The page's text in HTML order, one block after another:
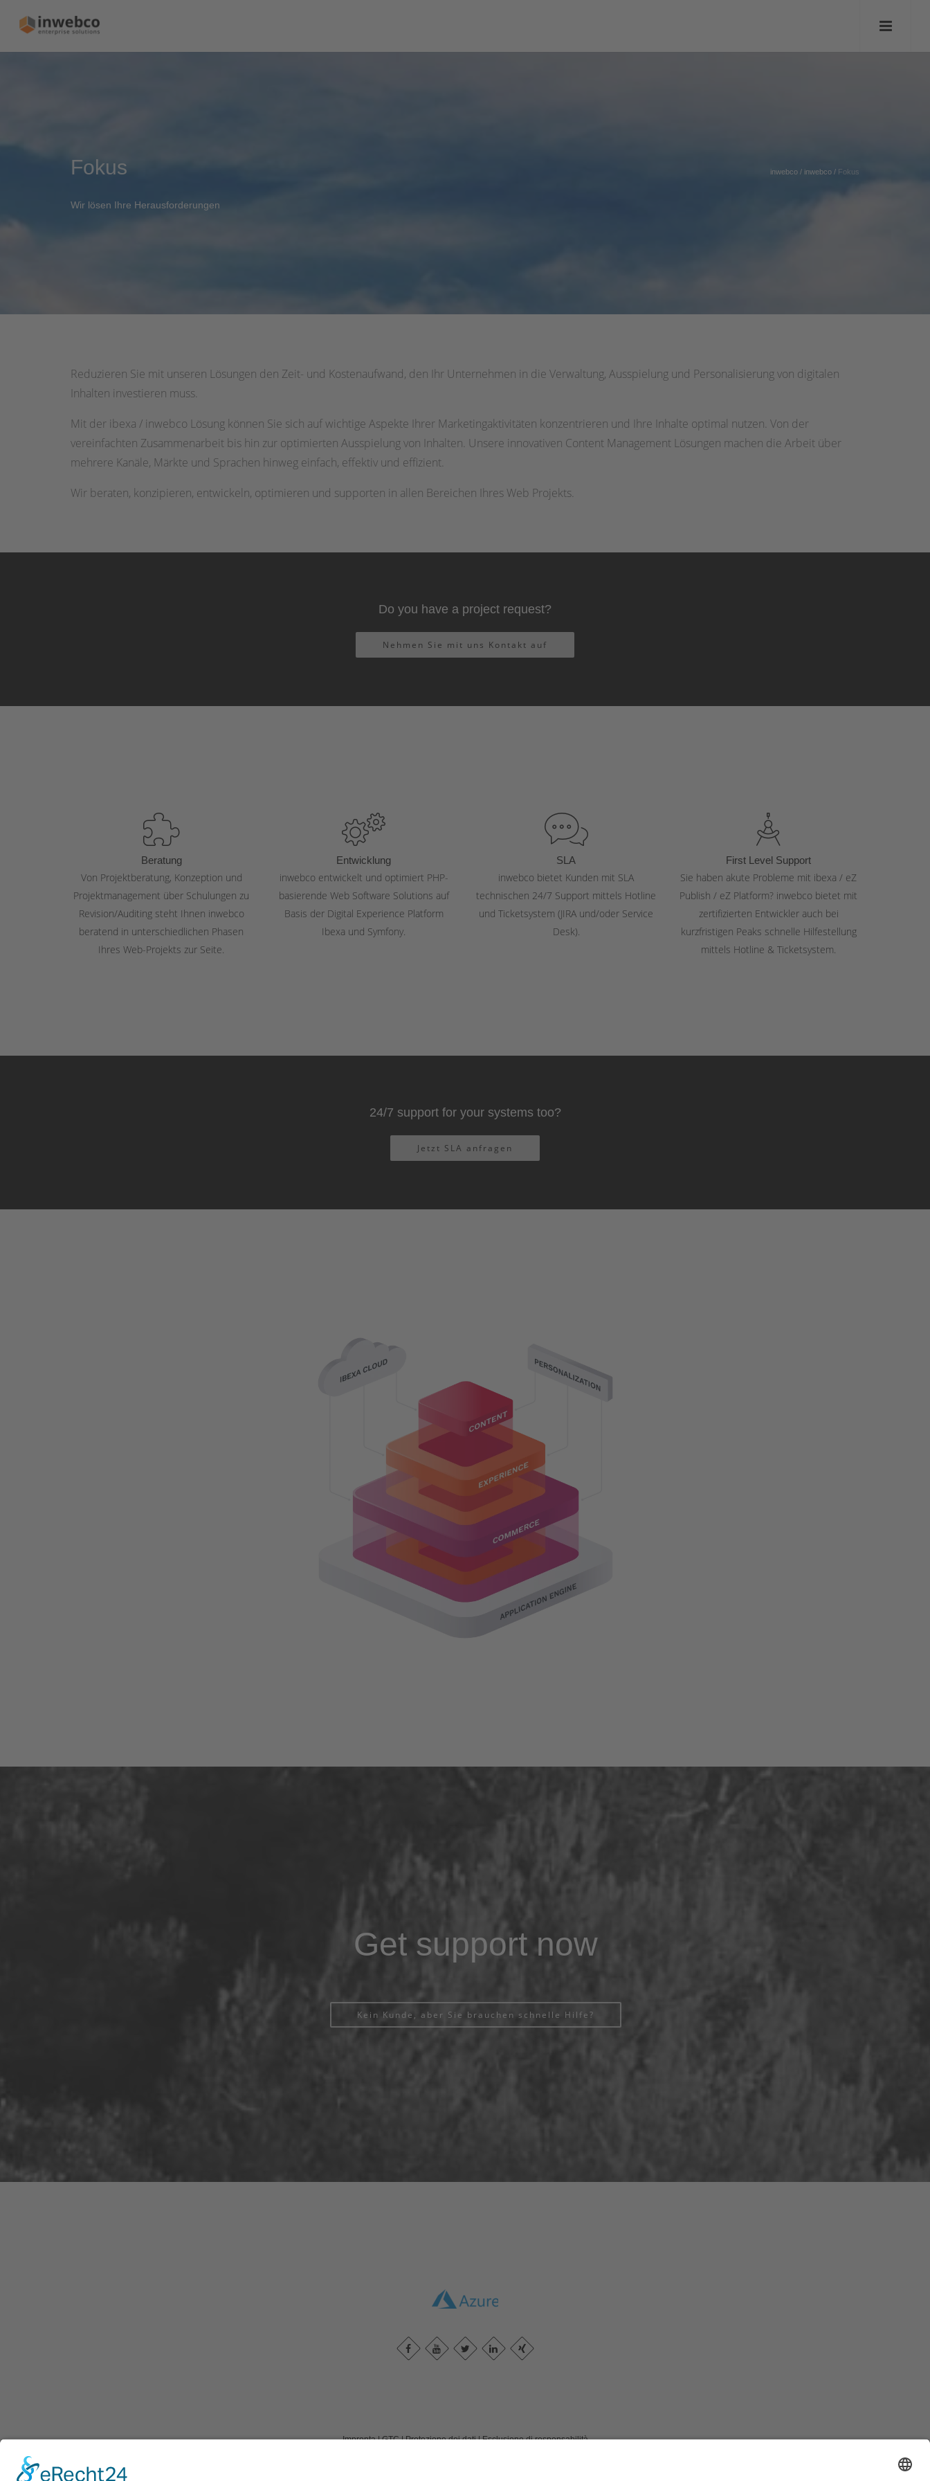
Fokus
Wir lösen Ihre Herausforderungen
inwebco / inwebco / Fokus
Reduzieren Sie mit unseren Lösungen den Zeit- und Kostenaufwand, den Ihr Unternehmen in die Verwaltung, Ausspielung und Personalisierung von digitalen
Inhalten investieren muss.
Mit der ibexa / inwebco Lösung können Sie sich auf wichtige Aspekte Ihrer Marketingaktivitäten konzentrieren und Ihre Inhalte optimal nutzen. Von der
vereinfachten Zusammenarbeit bis hin zur optimierten Ausspielung von Inhalten. Unsere innovativen Content Management Lösungen machen die Arbeit über
mehrere Kanäle, Märkte und Sprachen hinweg einfach, effektiv und effizient.
Wir beraten, konzipieren, entwickeln, optimieren und supporten in allen Bereichen Ihres Web Projekts.
Do you have a project request?
Nehmen Sie mit uns Kontakt auf
Beratung
Von Projektberatung, Konzeption und
Projektmanagement über Schulungen zu
Revision/Auditing steht Ihnen inwebco
beratend in unterschiedlichen Phasen
Ihres Web-Projekts zur Seite.
Entwicklung
inwebco entwickelt und optimiert PHP-
basierende Web Software Solutions auf
Basis der Digital Experience Platform
Ibexa und Symfony.
SLA
inwebco bietet Kunden mit SLA
technischen 24/7 Support mittels Hotline
und Ticketsystem (JIRA und/oder Service
Desk).
First Level Support
Sie haben akute Probleme mit ibexa / eZ
Publish / eZ Platform? inwebco bietet mit
zertifizierten Entwickler auch bei
kurzfristigen Peaks schnelle Hilfestellung
mittels Hotline & Ticketsystem.
24/7 support for your systems too?
Jetzt SLA anfragen
Get support now
Kein Kunde, aber Sie brauchen schnelle Hilfe?
Impronta|GTC|Protezione dei dati|Esclusione di responsabilità